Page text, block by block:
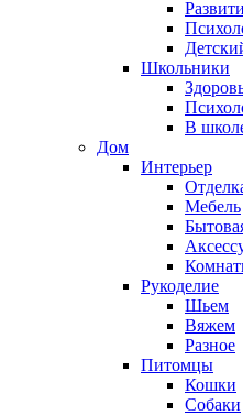
Школьники
В
Дом
Интерьер
Мебель
Рукоделие
Шьем
Вяжем
Разное
Питомцы
Кошки
Собаки